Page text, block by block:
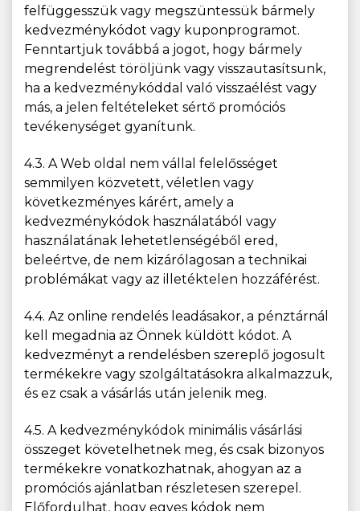
felfüggesszük vagy megszüntessük bármely
kedvezménykódot vagy kuponprogramot.
Fenntartjuk továbbá a jogot, hogy bármely
megrendelést töröljünk vagy visszautasítsunk,
ha a kedvezménykóddal való visszaélést vagy
más, a jelen feltételeket sértő promóciós
tevékenységet gyanítunk.
4.3. A Web oldal nem vállal felelősséget
semmilyen közvetett, véletlen vagy
következményes kárért, amely a
kedvezménykódok használatából vagy
használatának lehetetlenségéből ered,
beleértve, de nem kizárólagosan a technikai
problémákat vagy az illetéktelen hozzáférést.
4.4. Az online rendelés leadásakor, a pénztárnál
kell megadnia az Önnek küldött kódot. A
kedvezményt a rendelésben szereplő jogosult
termékekre vagy szolgáltatásokra alkalmazzuk,
és ez csak a vásárlás után jelenik meg.
4.5. A kedvezménykódok minimális vásárlási
összeget követelhetnek meg, és csak bizonyos
termékekre vonatkozhatnak, ahogyan az a
promóciós ajánlatban részletesen szerepel.
Előfordulhat, hogy egyes kódok nem